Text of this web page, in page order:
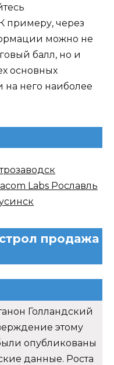
примеру, через
можно не
балл, но и
основных
него наиболее
Labs Рославль
продажа
Голландский
этому
опубликованы
данные. Роста